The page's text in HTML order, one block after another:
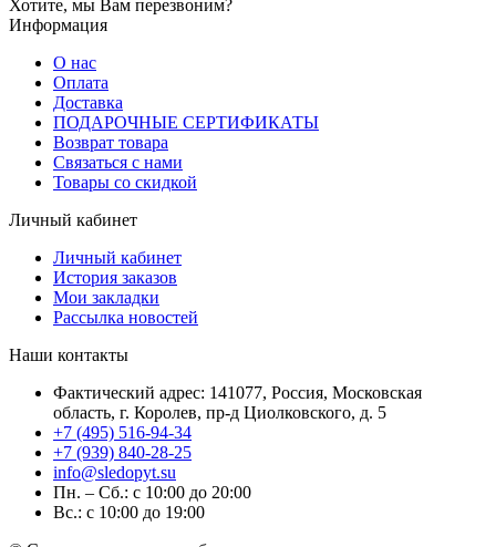
Хотите, мы Вам перезвоним?
Информация
О нас
Оплата
Доставка
ПОДАРОЧНЫЕ СЕРТИФИКАТЫ
Возврат товара
Связаться с нами
Товары со скидкой
Личный кабинет
Личный кабинет
История заказов
Мои закладки
Рассылка новостей
Наши контакты
Фактический адрес: 141077, Россия, Московская
область, г. Королев, пр-д Циолковского, д. 5
+7 (495) 516-94-34
+7 (939) 840-28-25
info@sledopyt.su
Пн. – Сб.: с 10:00 до 20:00
Вс.: с 10:00 до 19:00